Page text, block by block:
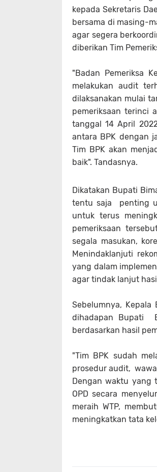
kepada Sekretaris
bersama di masing-
agar segera
diberikan Tim
"Badan Pemeriksa
melakukan audit
dilaksanakan mulai
pemeriksaan terinci
tanggal 14 April
antara BPK dengan
Tim BPK akan
baik". Tandasnya.
Dikatakan Bupati
tentu saja penting
untuk terus
pemeriksaan
segala masukan,
Menindaklanjuti
yang dalam
agar tindak lanjut
Sebelumnya, Kepala
dihadapan Bupati
berdasarkan hasil
"Tim BPK sudah
prosedur audit,
Dengan waktu yang
OPD secara
meraih WTP,
meningkatkan tata